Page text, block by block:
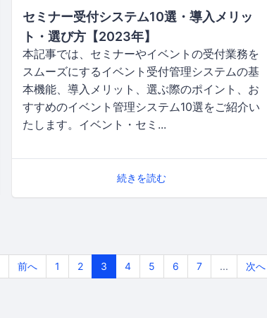
セミナー受付システム10選・導入メリッ
ト・選び方【2023年】
本記事では、セミナーやイベントの受付業務を
スムーズにするイベント受付管理システムの基
本機能、導入メリット、選ぶ際のポイント、お
すすめのイベント管理システム10選をご紹介い
たします。イベント・セミ...
続きを読む
前へ 1 2 3 4 5 6 7 ... 次へ